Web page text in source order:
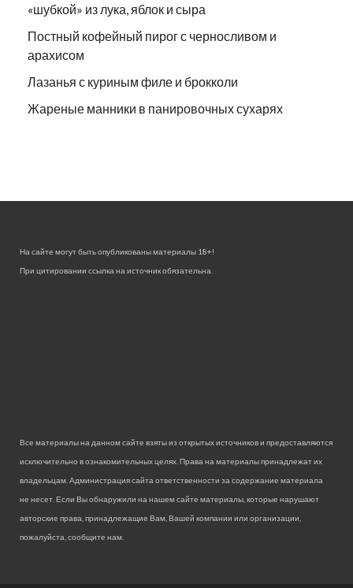
«шубкой» из лука, яблок и сыра
Постный кофейный пирог с черносливом и
арахисом
Лазанья с куриным филе и брокколи
Жареные манники в панировочных сухарях
На сайте могут быть опубликованы материалы 18+!
При цитировании ссылка на источник обязательна.
Все материалы на данном сайте взяты из открытых источников и предоставляются
исключительно в ознакомительных целях. Права на материалы принадлежат их
владельцам. Администрация сайта ответственности за содержание материала
не несет. Если Вы обнаружили на нашем сайте материалы, которые нарушают
авторские права, принадлежащие Вам, Вашей компании или организации,
пожалуйста, сообщите нам.